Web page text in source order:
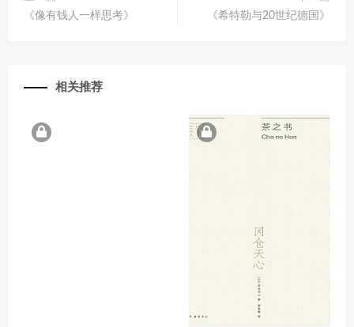
《像有钱人一样思考》
《希特勒与20世纪德国》
相关推荐